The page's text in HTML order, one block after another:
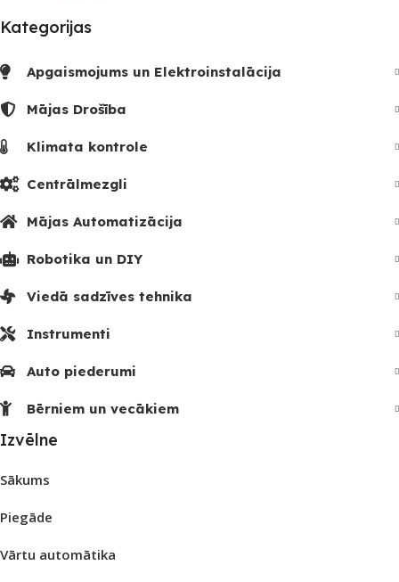
Kategorijas
Apgaismojums un Elektroinstalācija
Mājas Drošība
Klimata kontrole
Centrālmezgli
Mājas Automatizācija
Robotika un DIY
Viedā sadzīves tehnika
Instrumenti
Auto piederumi
Bērniem un vecākiem
Izvēlne
Sākums
Piegāde
Vārtu automātika